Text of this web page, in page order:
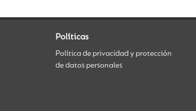
Políticas
Política de privacidad y protección
de datos personales